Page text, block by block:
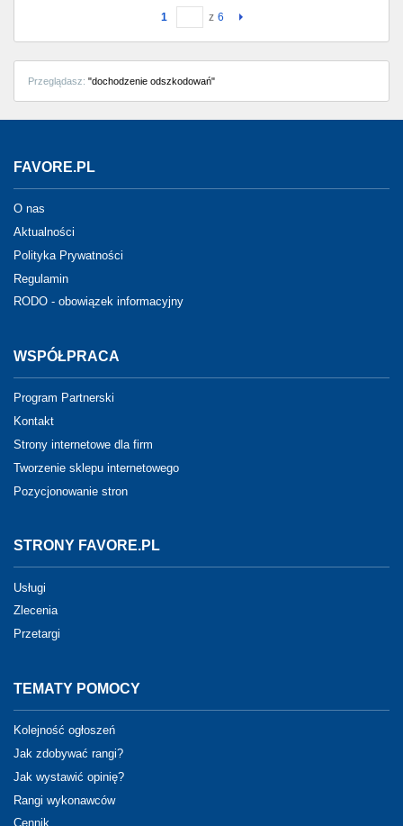
1 z 6
Przeglądasz: "dochodzenie odszkodowań"
FAVORE.PL
O nas
Aktualności
Polityka Prywatności
Regulamin
RODO - obowiązek informacyjny
WSPÓŁPRACA
Program Partnerski
Kontakt
Strony internetowe dla firm
Tworzenie sklepu internetowego
Pozycjonowanie stron
STRONY FAVORE.PL
Usługi
Zlecenia
Przetargi
TEMATY POMOCY
Kolejność ogłoszeń
Jak zdobywać rangi?
Jak wystawić opinię?
Rangi wykonawców
Cennik